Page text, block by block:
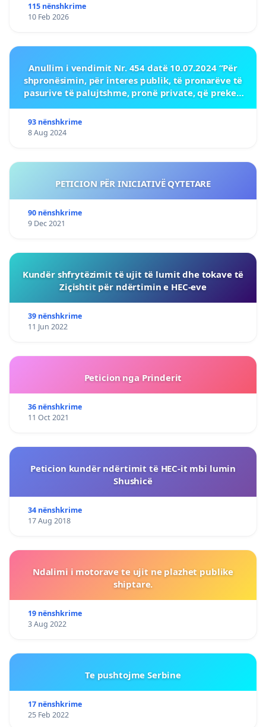
115 nënshkrime
10 Feb 2026
Anullim i vendimit Nr. 454 datë 10.07.2024 “Për
shpronësimin, për interes publik, të pronarëve të
pasurive të palujtshme, pronë private, që preken
93 nënshkrime
8 Aug 2024
PETICION PËR INICIATIVË QYTETARE
90 nënshkrime
9 Dec 2021
Kundër shfrytëzimit të ujit të lumit dhe tokave të
Ziçishtit për ndërtimin e HEC-eve
39 nënshkrime
11 Jun 2022
Peticion nga Prinderit
36 nënshkrime
11 Oct 2021
Peticion kundër ndërtimit të HEC-it mbi lumin
Shushicë
34 nënshkrime
17 Aug 2018
Ndalimi i motorave te ujit ne plazhet publike
shiptare.
19 nënshkrime
3 Aug 2022
Te pushtojme Serbine
17 nënshkrime
25 Feb 2022